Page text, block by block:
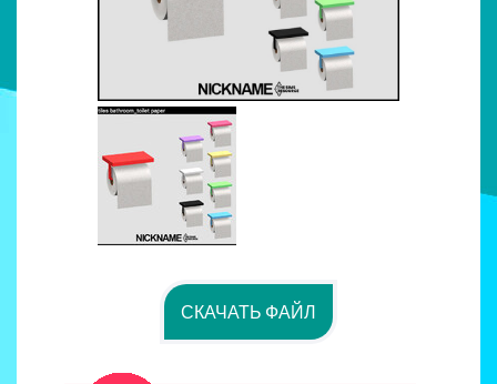
СКАЧАТЬ ФАЙЛ